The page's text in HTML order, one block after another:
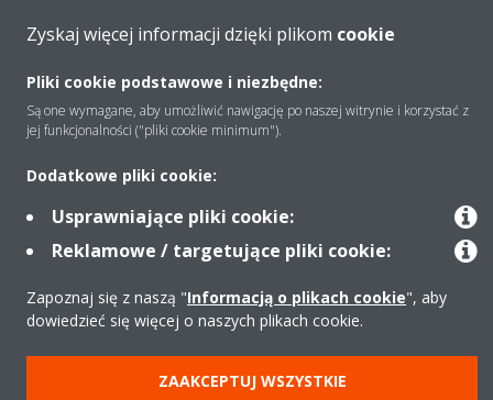
Rozwiązania
Produkty
Copyright © Daikin
Zastrzeżenia prawne
Cookies
Polityka Ochrony Danych
Strategia podatkowa
Zyskaj więcej informacji dzięki plikom cookie
Pliki cookie podstawowe i niezbędne:
Są one wymagane, aby umożliwić nawigację po naszej witrynie i korzystać z
jej funkcjonalności ("pliki cookie minimum").
Dodatkowe pliki cookie:
Usprawniające pliki cookie:
Reklamowe / targetujące pliki cookie:
Zapoznaj się z naszą "Informacją o plikach cookie", aby
dowiedzieć się więcej o naszych plikach cookie.
ZAAKCEPTUJ WSZYSTKIE